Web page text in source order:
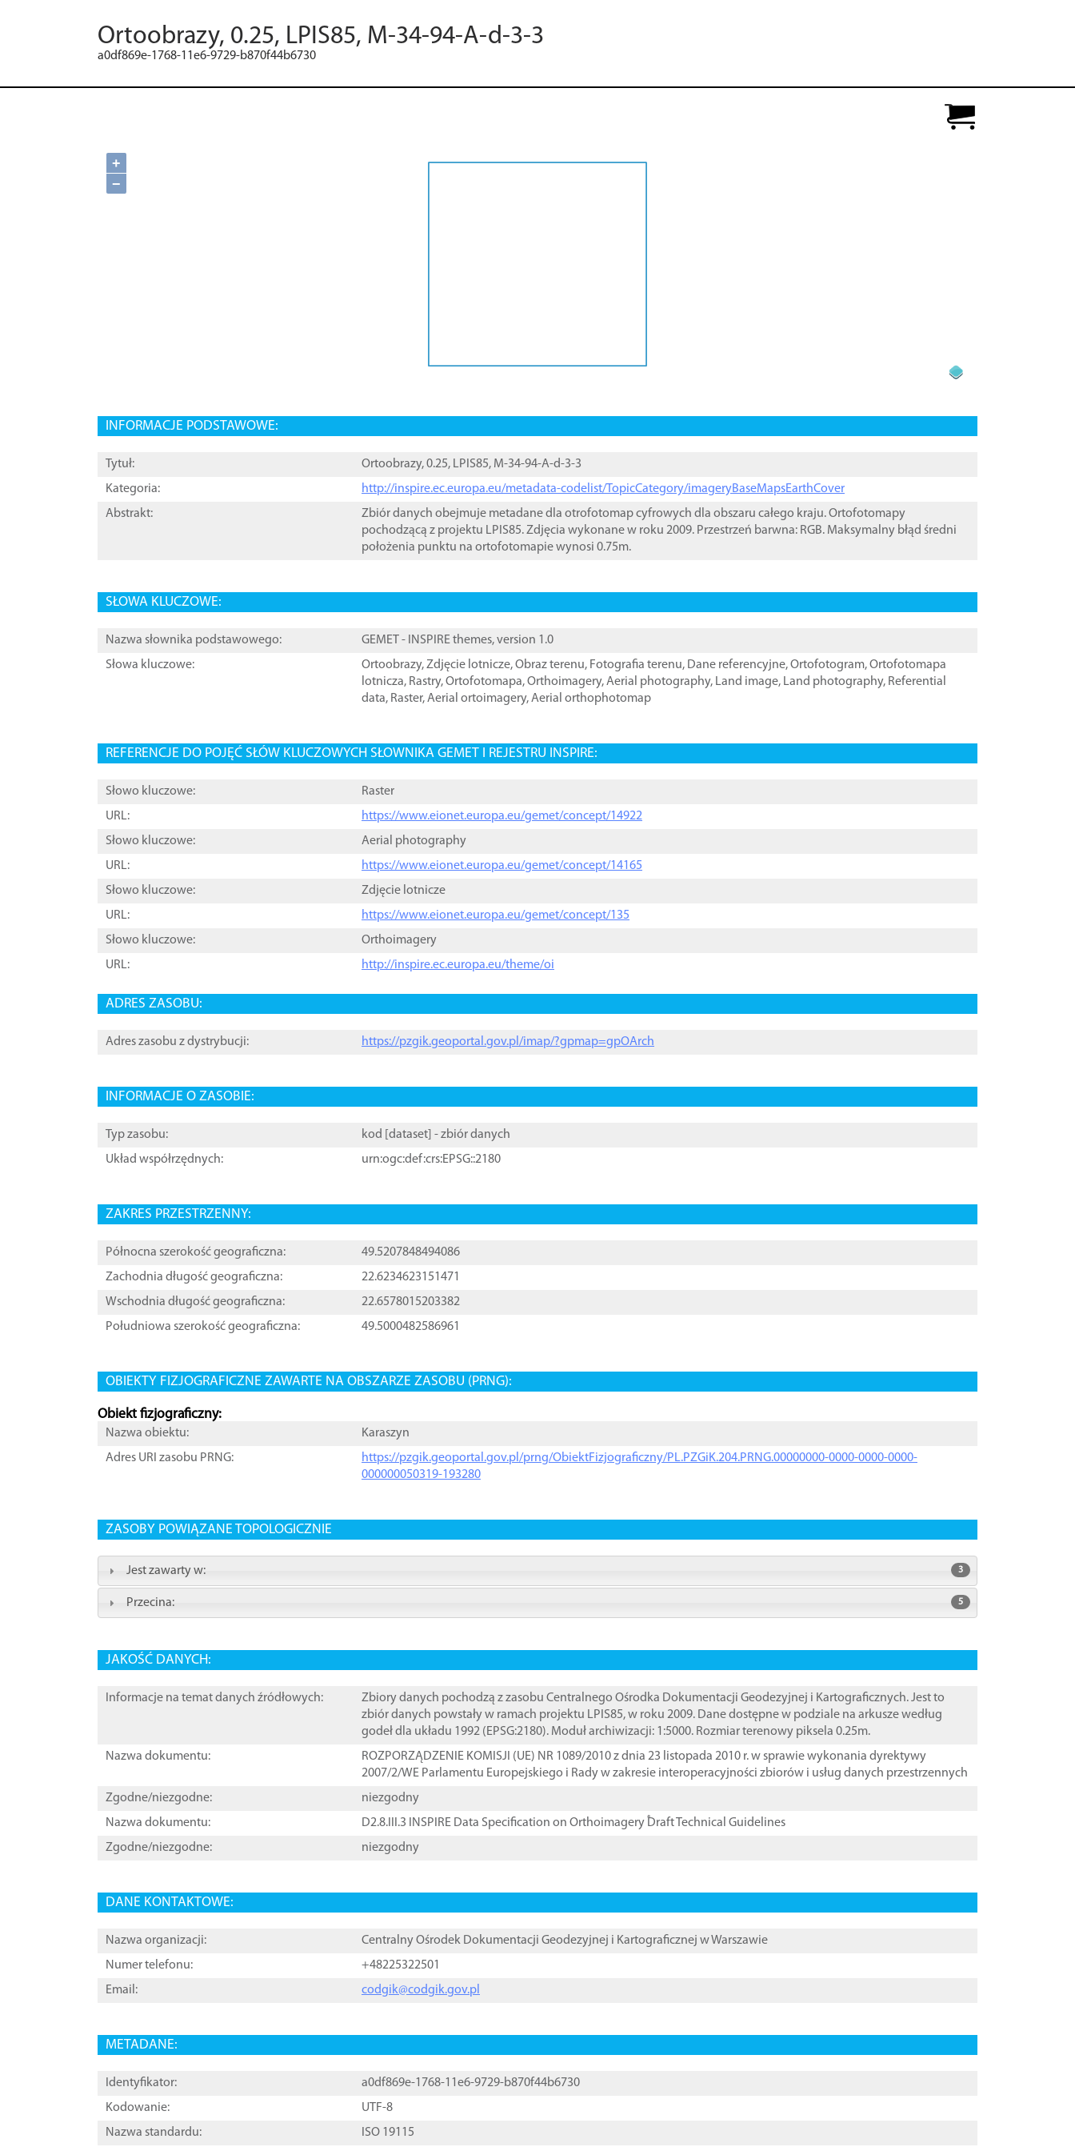
Ortoobrazy, 0.25, LPIS85, M-34-94-A-d-3-3
a0df869e-1768-11e6-9729-b870f44b6730
+
−
INFORMACJE PODSTAWOWE:
Tytuł:
Ortoobrazy, 0.25, LPIS85, M-34-94-A-d-3-3
Kategoria:
http://inspire.ec.europa.eu/metadata-codelist/TopicCategory/imageryBaseMapsEarthCover
Abstrakt:
Zbiór danych obejmuje metadane dla otrofotomap cyfrowych dla obszaru całego kraju. Ortofotomapy
pochodzącą z projektu LPIS85. Zdjęcia wykonane w roku 2009. Przestrzeń barwna: RGB. Maksymalny błąd średni
położenia punktu na ortofotomapie wynosi 0.75m.
SŁOWA KLUCZOWE:
Nazwa słownika podstawowego:
GEMET - INSPIRE themes, version 1.0
Słowa kluczowe:
Ortoobrazy,Zdjęcie lotnicze,Obraz terenu, Fotografia terenu, Dane referencyjne,Ortofotogram,Ortofotomapa
lotnicza, Rastry,Ortofotomapa,Orthoimagery,Aerial photography, Land image, Land photography, Referential
data, Raster,Aerial ortoimagery,Aerial orthophotomap
REFERENCJE DO POJĘĆ SŁÓW KLUCZOWYCH SŁOWNIKA GEMET I REJESTRU INSPIRE:
Słowo kluczowe:
Raster
URL:
https://www.eionet.europa.eu/gemet/concept/14922
Słowo kluczowe:
Aerial photography
URL:
https://www.eionet.europa.eu/gemet/concept/14165
Słowo kluczowe:
Zdjęcie lotnicze
URL:
https://www.eionet.europa.eu/gemet/concept/135
Słowo kluczowe:
Orthoimagery
URL:
http://inspire.ec.europa.eu/theme/oi
ADRES ZASOBU:
Adres zasobu z dystrybucji: https://pzgik.geoportal.gov.pl/imap/?gpmap=gpOArch
INFORMACJE O ZASOBIE:
Typ zasobu: kod [ dataset ] - zbiór danych
Układ współrzędnych:
urn:ogc:def:crs:EPSG::2180
ZAKRES PRZESTRZENNY:
Północna szerokość geograficzna:
49.5207848494086
Zachodnia długość geograficzna:
22.6234623151471
Wschodnia długość geograficzna:
22.6578015203382
Południowa szerokość geograficzna:
49.5000482586961
OBIEKTY FIZJOGRAFICZNE ZAWARTE NA OBSZARZE ZASOBU (PRNG):
Obiekt fizjograficzny:
Nazwa obiektu:
Karaszyn
Adres URI zasobu PRNG:
https://pzgik.geoportal.gov.pl/prng/ObiektFizjograficzny/PL.PZGiK.204.PRNG.00000000-0000-0000-0000-
000000050319-193280
ZASOBY POWIĄZANE TOPOLOGICZNIE
Jest zawarty w: 3
Przecina: 5
JAKOŚĆ DANYCH:
Informacje na temat danych źródłowych:
Zbiory danych pochodzą z zasobu Centralnego Ośrodka Dokumentacji Geodezyjnej i Kartograficznych. Jest to
zbiór danych powstały w ramach projektu LPIS85, w roku 2009. Dane dostępne w podziale na arkusze według
godeł dla układu 1992 (EPSG:2180). Moduł archiwizacji: 1:5000. Rozmiar terenowy piksela 0.25m.
Nazwa dokumentu:
ROZPORZĄDZENIE KOMISJI (UE) NR 1089/2010 z dnia 23 listopada 2010 r. w sprawie wykonania dyrektywy
2007/2/WE Parlamentu Europejskiego i Rady w zakresie interoperacyjności zbiorów i usług danych przestrzennych
Zgodne/niezgodne:
niezgodny
Nazwa dokumentu:
D2.8.III.3 INSPIRE Data Specification on Orthoimagery ֠Draft Technical Guidelines
Zgodne/niezgodne:
niezgodny
DANE KONTAKTOWE:
Nazwa organizacji:
Centralny Ośrodek Dokumentacji Geodezyjnej i Kartograficznej w Warszawie
Numer telefonu:
+48225322501
Email:
codgik@codgik.gov.pl
METADANE:
Identyfikator:
a0df869e-1768-11e6-9729-b870f44b6730
Kodowanie:
UTF-8
Nazwa standardu:
ISO 19115